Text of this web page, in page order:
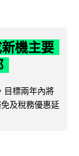
機主要
目標兩年內將
及稅務優惠延